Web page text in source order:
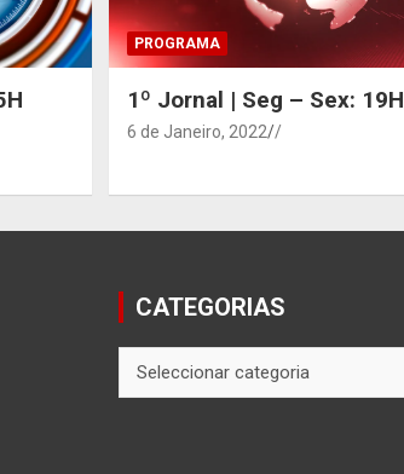
PROGRAMA
1º Jornal | Seg – Sex: 19H
6 de Janeiro, 2022 /
CATEGORIAS